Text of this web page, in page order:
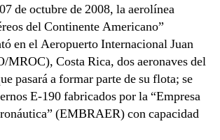
de octubre de 2008, la aerolínea
del Continente Americano”
en el Aeropuerto Internacional Juan
MROC), Costa Rica, dos aeronaves del
pasará a formar parte de su flota; se
E-190 fabricados por la “Empresa
(EMBRAER) con capacidad